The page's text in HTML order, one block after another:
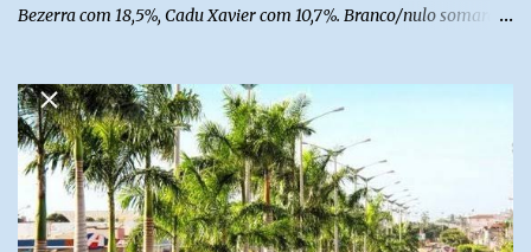
Bezerra com 18,5%, Cadu Xavier com 10,7%. Branco/nulo somaram
do Norte entre os dias 18 e 22 de junho de 2026. O levantamento
possui margem de erro de 2,5 pontos percentuais e nível de
confiança de 95%. Registro no TSE: RN-09520/2026